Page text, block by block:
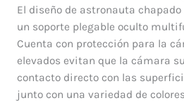
El diseño de astronauta
un soporte plegable oculto
Cuenta con protección para la
elevados evitan que la cámara
contacto directo con las
junto con una variedad de